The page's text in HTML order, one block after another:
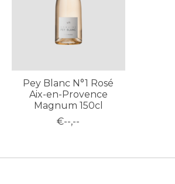
Pey Blanc N°1 Rosé
Aix-en-Provence
Magnum 150cl
€--,--